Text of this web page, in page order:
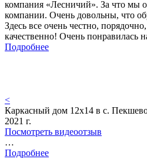
компания «Лесничий». За что мы
компании. Очень довольны, что
Здесь все очень честно,
качественно! Очень понравилась
Подробнее
<
Каркасный дом 12х14 в с.
2021 г.
Посмотреть видеоотзыв
…
Подробнее